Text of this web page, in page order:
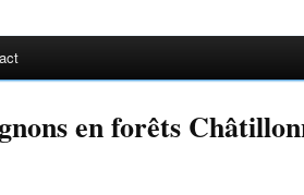
en forêts